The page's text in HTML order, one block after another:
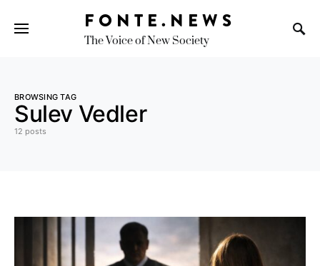
FONTE.NEWS
The Voice of New Society
BROWSING TAG
Sulev Vedler
12 posts